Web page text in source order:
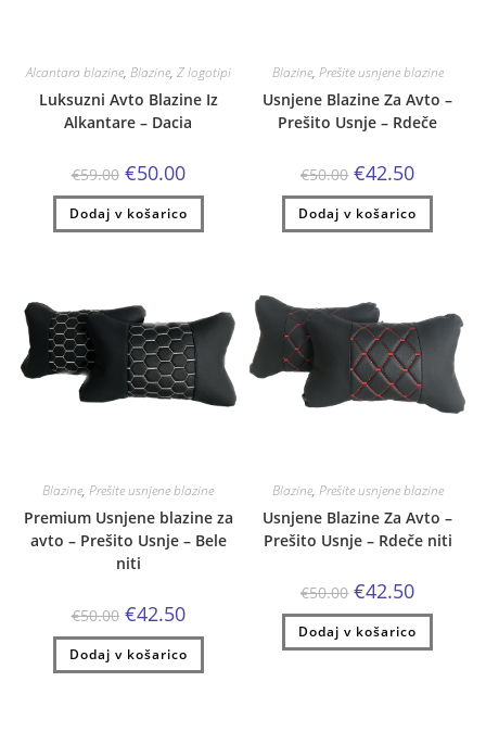
Alcantara blazine, Blazine, Z logotipi
Luksuzni Avto Blazine Iz
Alkantare – Dacia
€59.00 Izvirna
cena
je
bila:
€59.00.
€50.00Trenutna
cena
je:
€50.00.
Dodaj v košarico
Blazine, Prešite usnjene blazine
Usnjene Blazine Za Avto –
Prešito Usnje – Rdeče
€50.00 Izvirna
cena
je
bila:
€50.00.
€42.50Trenutna
je:
€42.50.
Dodaj v košarico
Blazine,Prešite usnjene blazine
Premium Usnjene blazine za
avto – Prešito Usnje – Bele
niti
€50.00 Izvirna
cena
je
bila:
€50.00.
€42.50Trenutna
cena
je:
€42.50.
Dodaj v košarico
Blazine, Prešite usnjene blazine
Usnjene Blazine Za Avto –
Prešito Usnje – Rdeče niti
€50.00 Izvirna
cena
je
bila:
€50.00.
€42.50Trenutna
je:
€42.50.
Dodaj v košarico